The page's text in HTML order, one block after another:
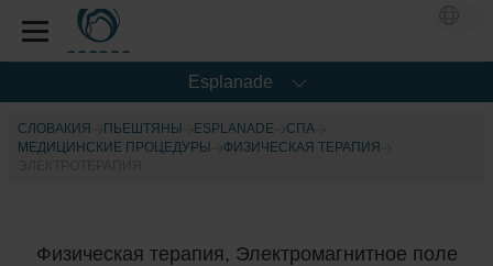
Esplanade
СЛОВАКИЯ ПЬЕШТЯНЫ ESPLANADE
CПА
МЕДИЦИНСКИЕ ПРОЦЕДУРЫ
ФИЗИЧЕСКАЯ ТЕРАПИЯ
Физическая терапия, Электромагнитное поле